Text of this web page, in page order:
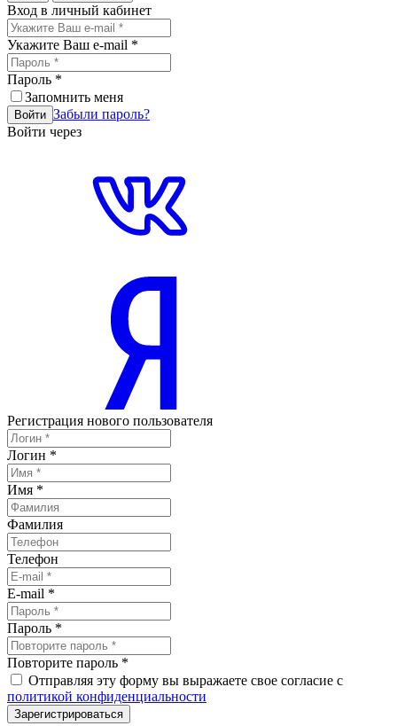
Вход в личный кабинет
Укажите Ваш e-mail *
Пароль *
Запомнить меня
Войти Забыли пароль?
Войти через
Регистрация нового пользователя
Логин *
Имя *
Фамилия
Телефон
E-mail *
Пароль *
Повторите пароль *
Отправляя эту форму вы выражаете свое согласие с
политикой конфиденциальности
Зарегистрироваться